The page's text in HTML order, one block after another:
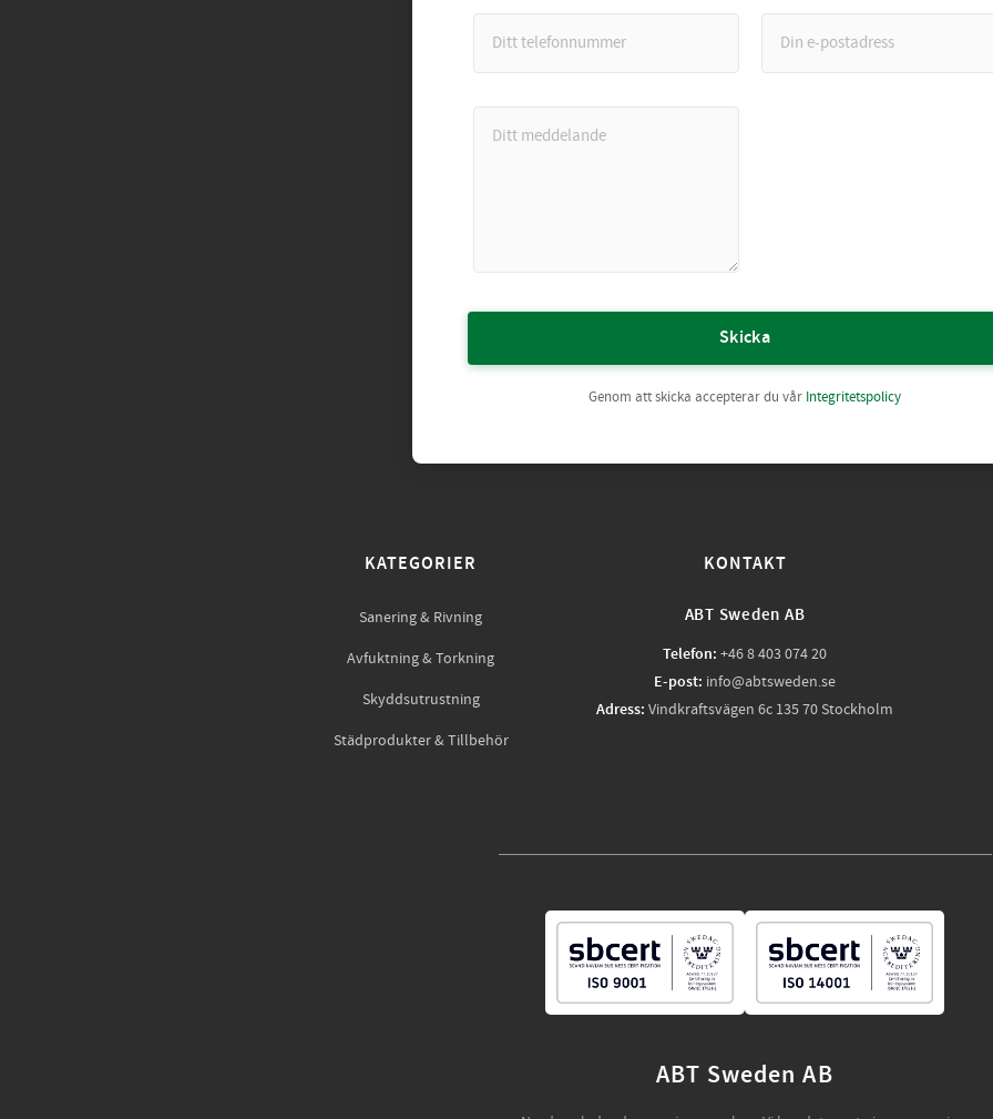
Skicka
Genom att skicka accepterar du vår Integritetspolicy
KATEGORIER
Sanering & Rivning
Avfuktning & Torkning
Skyddsutrustning
Städprodukter & Tillbehör
KONTAKT
ABT Sweden AB
Telefon: +46 8 403 074 20
E-post: info@abtsweden.se
Adress: Vindkraftsvägen 6c 135 70 Stockholm
ABT Sweden AB